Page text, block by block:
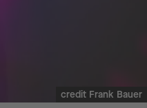
credit Frank Bauer